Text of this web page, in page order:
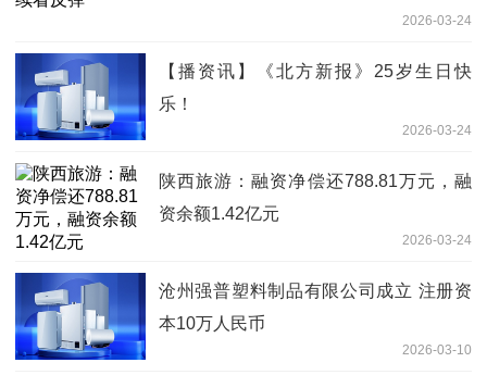
2026-03-24
【播资讯】《北方新报》25岁生日快
乐！
2026-03-24
陕西旅游：融资净偿还788.81万元，融
资余额1.42亿元
2026-03-24
沧州强普塑料制品有限公司成立 注册资
本10万人民币
2026-03-10